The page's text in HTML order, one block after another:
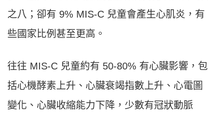
之八；卻有 9% MIS-C 兒童會產生心肌炎，有
些國家比例甚至更高。
往往 MIS-C 兒童約有 50-80% 有心臟影響，包
括心機酵素上升、心臟衰竭指數上升、心電圖
變化、心臟收縮能力下降，少數有冠狀動脈